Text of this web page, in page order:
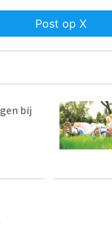
Post op X
bij